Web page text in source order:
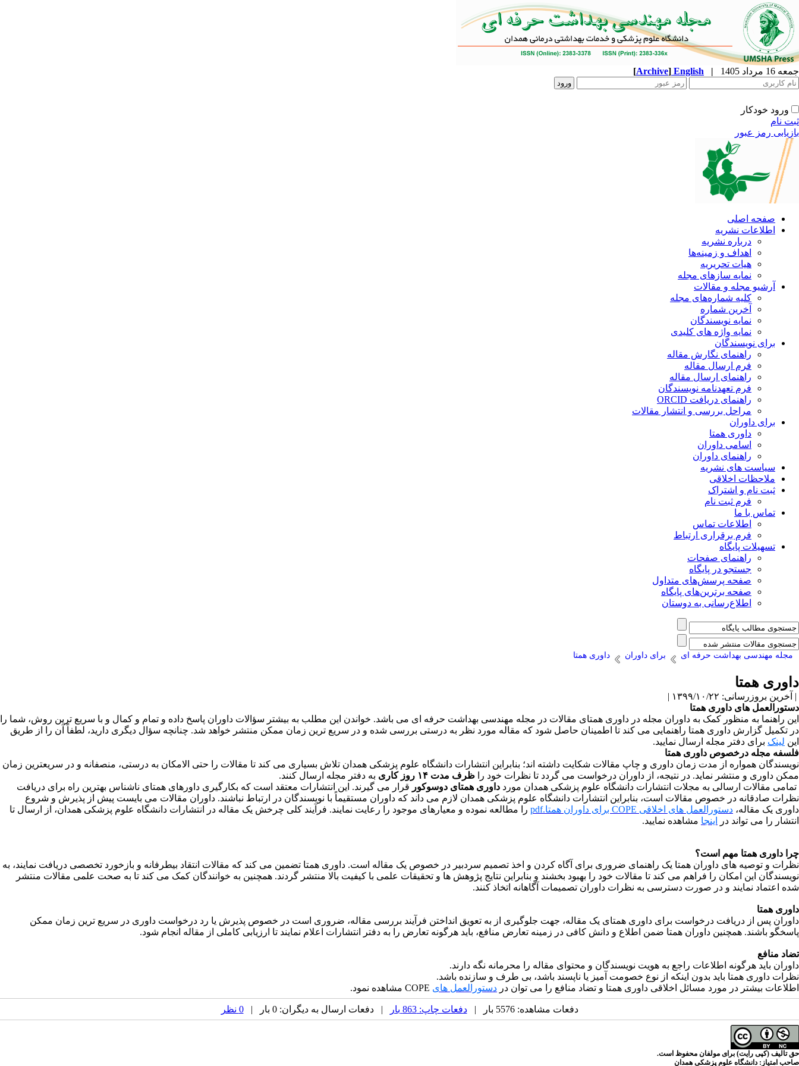
جمعه 16 مرداد 1405 |
English
[Archive]
ورود خودکار
ثبت نام
بازیابی رمز عبور
صفحه اصلی
اطلاعات نشریه
درباره نشریه
اهداف و زمینه‌ها
هیات تحریریه
نمایه سازهای مجله
آرشیو مجله و مقالات
کلیه شماره‌های مجله
آخرین شماره
نمایه نویسندگان
نمایه واژه های کلیدی
برای نویسندگان
راهنمای نگارش مقاله
فرم ارسال مقاله
راهنمای ارسال مقاله
فرم تعهدنامه نویسندگان
راهنمای دریافت ORCID
مراحل بررسی و انتشار مقالات
برای داوران
داوری همتا
اسامی داوران
راهنمای داوران
سیاست های نشریه
ملاحظات اخلاقی
ثبت نام و اشتراک
فرم ثبت نام
تماس با ما
اطلاعات تماس
فرم برقراری ارتباط
تسهیلات پایگاه
راهنمای صفحات
جستجو در پایگاه
صفحه پرسش‌های متداول
صفحه برترین‌های پایگاه
اطلاع‌رسانی به دوستان
مجله مهندسی بهداشت حرفه ای برای داوران داوری همتا
داوری همتا
| آخرین بروزرسانی: ۱۳۹۹/۱۰/۲۲ |
دستورالعمل­ های داوری همتا
این راهنما به منظور کمک به داوران مجله در داوری همتای مقالات در مجله مهندسی بهداشت حرفه ای می باشد. خواندن این مطلب به بیشتر سؤالات داوران پاسخ داده و تمام و کمال و با سریع ترین روش، شما را
در تکمیل گزارش داوری همتا راهنمایی می کند تا اطمینان حاصل شود که مقاله مورد نظر به درستی بررسی شده و در سریع ترین زمان ممکن منتشر خواهد شد. چنانچه سؤال دیگری دارید، لطفاً آن را از طریق
این لینک برای دفتر مجله ارسال نمایید.
فلسفه مجله درخصوص داوری همتا
نویسندگان همواره از مدت زمان داوری و چاپ مقالات شکایت داشته ­اند؛ بنابراین انتشارات دانشگاه علوم پزشکی همدان تلاش بسیاری می­ کند تا مقالات را حتی ­الامکان به درستی، منصفانه­ و در سریعترین زمان
ممکن داوری و منتشر نماید. در نتیجه، از داوران درخواست می گردد تا نظرات خود را
ظرف مدت ۱۴ روز کاری
به دفتر مجله ارسال کنند.
تمامی مقالات ارسالی به مجلات انتشارات دانشگاه علوم پزشکی همدان مورد داوری همتای دوسوکور قرار می­ گیرند. این انتشارات معتقد است که بکارگیری داورهای همتای ناشناس بهترین راه برای دریافت
نظرات صادقانه در خصوص مقالات است، بنابراین انتشارات دانشگاه علوم پزشکی همدان لازم می ­داند که داوران مستقیماً با نویسندگان در ارتباط نباشند. داوران مقالات می بایست پیش از پذیرش و شروع
داوری یک مقاله، دستورالعمل­ های اخلاقی COPE برای داوران همتا.pdf
را مطالعه نموده و معیارهای موجود را رعایت نمایند. فرآیند کلی چرخش یک مقاله در انتشارات دانشگاه علوم پزشکی همدان، از ارسال تا
انتشار را می ­تواند در
اینجا مشاهده نمایید.
چرا داوری همتا مهم است؟
نظرات و توصیه­ های داوران همتا یک راهنمای ضروری برای آگاه کردن و اخذ تصمیم سردبیر در خصوص یک مقاله است. داوری همتا تضمین می­ کند که مقالات انتقاد بی­طرفانه و بازخورد تخصصی دریافت نمایند، به
نویسندگان این امکان را فراهم می کند تا مقالات خود را بهبود بخشند و بنابراین نتایج پژوهش ها و تحقیقات علمی با کیفیت بالا منتشر گردند. همچنین به خوانندگان کمک می کند تا به صحت علمی مقالات منتشر
شده اعتماد نمایند و در صورت دسترسی به نظرات داوران تصمیمات آگاهانه اتخاذ کنند.
داوری همتا
داوران پس از دریافت درخواست برای داوری همتای یک مقاله، جهت جلوگیری از به تعویق انداختن فرآیند بررسی مقاله، ضروری است در خصوص پذیرش یا رد درخواست داوری در سریع ترین زمان ممکن
پاسخگو باشند. همچنین داوران همتا ضمن اطلاع و دانش کافی در زمینه تعارض منافع، باید هرگونه تعارض را به دفتر انتشارات اعلام نمایند تا ارزیابی کاملی از مقاله انجام شود.
تضاد منافع
داوران باید هرگونه اطلاعات راجع به هویت نویسندگان و محتوای مقاله را محرمانه نگه دارند.
نظرات داوری همتا باید بدون اینکه از نوع خصومت­ آمیز یا ناپسند باشد، بی­ طرف و سازنده باشد.
اطلاعات بیشتر در مورد مسائل اخلاقی داوری همتا و تضاد منافع را می توان در دستورالعمل ­های
دفعات مشاهده: 5576 بار | دفعات چاپ: 863 بار | دفعات ارسال به دیگران: 0 بار | 0 نظر
حق تالیف (کپی رایت) برای مولفان محفوظ است.
صاحب امتیاز: دانشگاه علوم پزشکی همدان